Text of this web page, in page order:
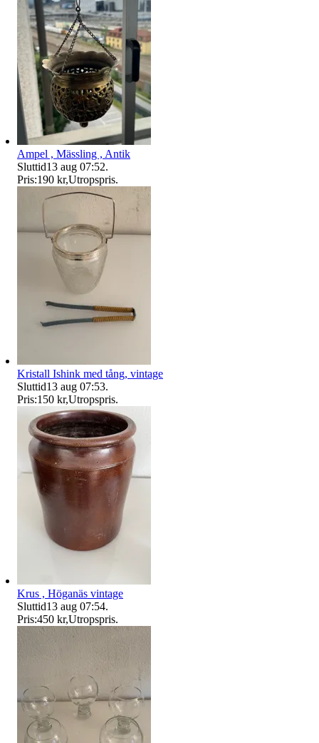
Ampel , Mässling , Antik
Sluttid13 aug 07:52.
Pris:190 kr,Utropspris.
Kristall Ishink med tång, vintage
Sluttid13 aug 07:53.
Pris:150 kr,Utropspris.
Krus , Höganäs vintage
Sluttid13 aug 07:54.
Pris:450 kr,Utropspris.